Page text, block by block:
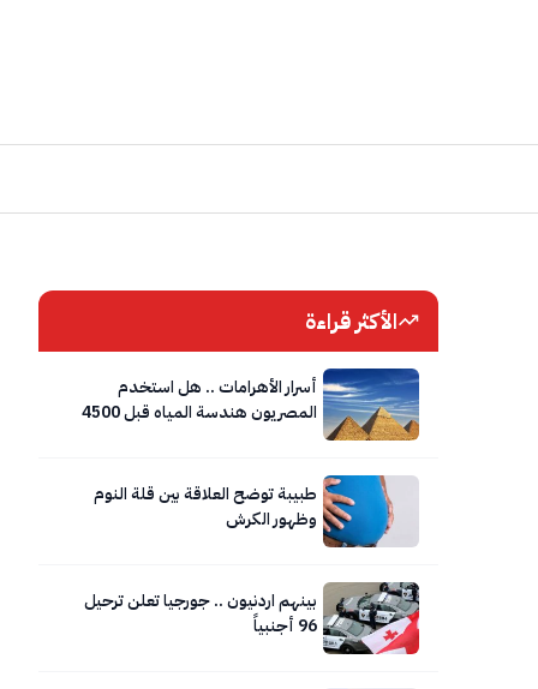
الأكثر قراءة
أسرار الأهرامات .. هل استخدم
المصريون هندسة المياه قبل 4500
طبيبة توضح العلاقة بين قلة النوم
وظهور الكرش
بينهم اردنيون .. جورجيا تعلن ترحيل
96 أجنبياً